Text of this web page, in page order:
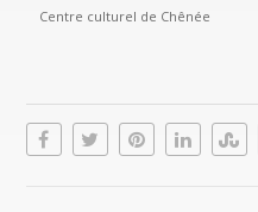
Centre culturel de Chênée